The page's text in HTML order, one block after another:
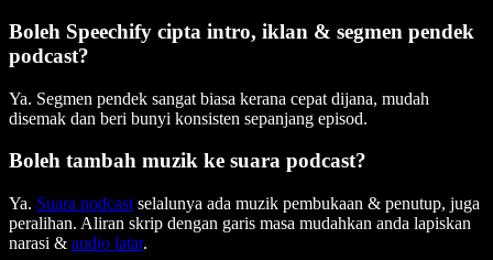
Boleh Speechify cipta intro, iklan & segmen pendek
podcast?
Ya. Segmen pendek sangat biasa kerana cepat dijana, mudah
disemak dan beri bunyi konsisten sepanjang episod.
Boleh tambah muzik ke suara podcast?
Ya. Suara podcast selalunya ada muzik pembukaan & penutup, juga
peralihan. Aliran skrip dengan garis masa mudahkan anda lapiskan
narasi & audio latar.